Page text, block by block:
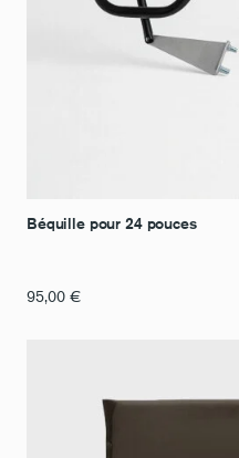
Béquille pour 24 pouces
95,00 €